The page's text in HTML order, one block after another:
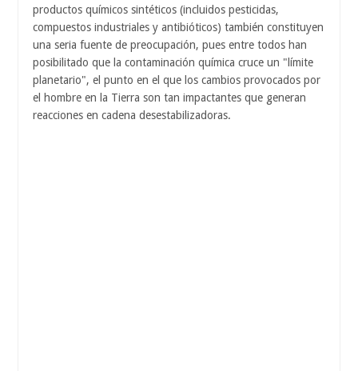
productos químicos sintéticos (incluidos pesticidas,
compuestos industriales y antibióticos) también constituyen
una seria fuente de preocupación, pues entre todos han
posibilitado que la contaminación química cruce un "límite
planetario", el punto en el que los cambios provocados por
el hombre en la Tierra son tan impactantes que generan
reacciones en cadena desestabilizadoras.